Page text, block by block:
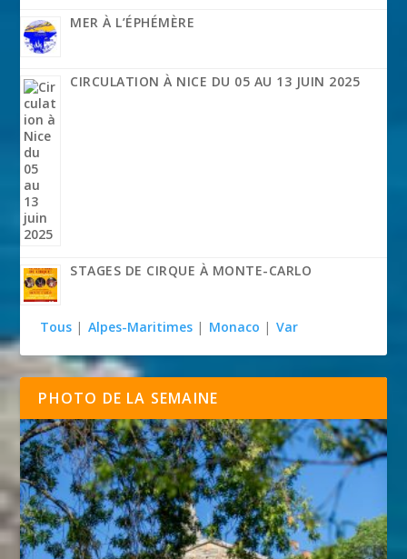
MER À L’ÉPHÉMÈRE
CIRCULATION À NICE DU 05 AU 13 JUIN 2025
STAGES DE CIRQUE À MONTE-CARLO
Tous | Alpes-Maritimes | Monaco | Var
PHOTO DE LA SEMAINE